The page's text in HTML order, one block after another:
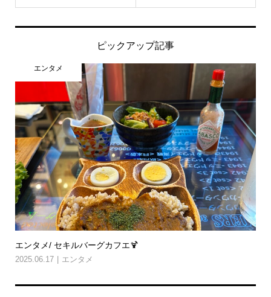
ピックアップ記事
エンタメ
エンタメ/ セキルバーグカフエ🍹
2025.06.17 エンタメ